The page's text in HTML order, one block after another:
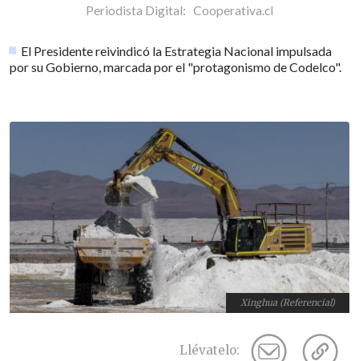
Periodista Digital: Cooperativa.cl
El Presidente reivindicó la Estrategia Nacional impulsada
por su Gobierno, marcada por el "protagonismo de Codelco".
Xinghua (Referencial)
Llévatelo: